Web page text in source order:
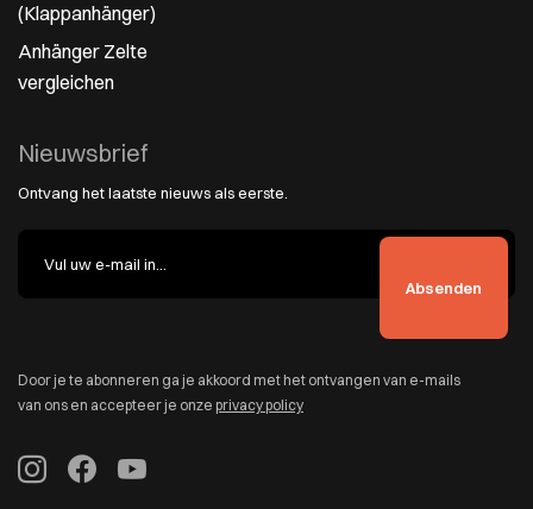
(Klappanhänger)
Anhänger Zelte
vergleichen
Nieuwsbrief
Ontvang het laatste nieuws als eerste.
Door je te abonneren ga je akkoord met het ontvangen van e-mails
van ons en accepteer je onze privacy policy